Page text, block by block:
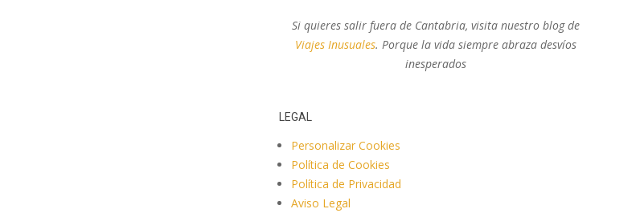
Si quieres salir fuera de Cantabria, visita nuestro blog de
Viajes Inusuales. Porque la vida siempre abraza desvíos
inesperados
LEGAL
Personalizar Cookies
Política de Cookies
Política de Privacidad
Aviso Legal